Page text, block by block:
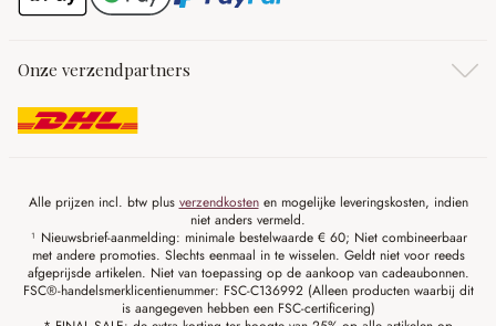
Onze verzendpartners
Alle prijzen incl. btw plus verzendkostenen mogelijke leveringskosten, indien
niet anders vermeld.
¹ Nieuwsbrief-aanmelding: minimale bestelwaarde € 60; Niet combineerbaar
met andere promoties. Slechts eenmaal in te wisselen. Geldt niet voor reeds
afgeprijsde artikelen. Niet van toepassing op de aankoop van cadeaubonnen.
FSC®-handelsmerklicentienummer: FSC-C136992 (Alleen producten waarbij dit
is aangegeven hebben een FSC-certificering)